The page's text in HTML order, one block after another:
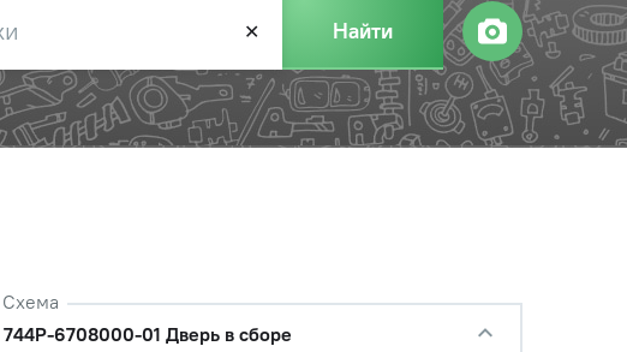
✕ Найти
Схема
744Р-6708000-01 Дверь в сборе